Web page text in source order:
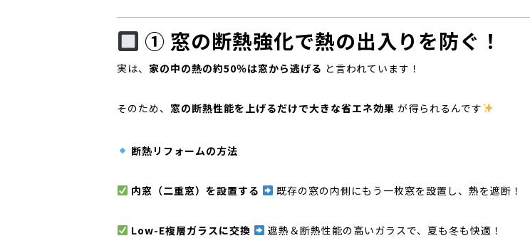
① 窓の断熱強化で熱の出入りを防ぐ！
実は、 家の中の熱の約50％は窓から逃げる と言われています！
そのため、 窓の断熱性能を上げるだけで大きな省エネ効果 が得られるんです
断熱リフォームの方法
内窓（二重窓）を設置する 既存の窓の内側にもう一枚窓を設置し、熱を遮断！
Low-E複層ガラスに交換 遮熱＆断熱性能の高いガラスで、夏も冬も快適！